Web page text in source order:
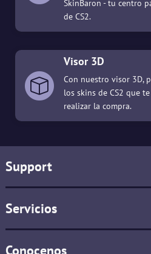
SkinBaron - tu centro
de CS2.
Visor 3D
Con nuestro visor 3D,
los skins de CS2 que
realizar la compra.
Support
Servicios
Conocenos